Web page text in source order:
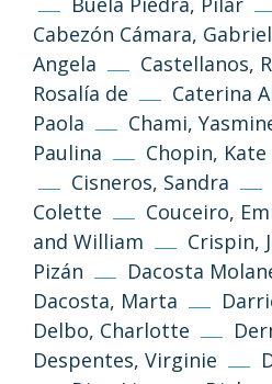
Cabezón Cámara,
Angela
Castellanos,
Rosalía de
Caterina
Paola
Chami,
Paulina
Chopin, Kate
Cisneros, Sandra
Colette
Couceiro,
and William
Crispin,
Pizán
Dacosta
Dacosta, Marta
Delbo, Charlotte
Despentes, Virginie